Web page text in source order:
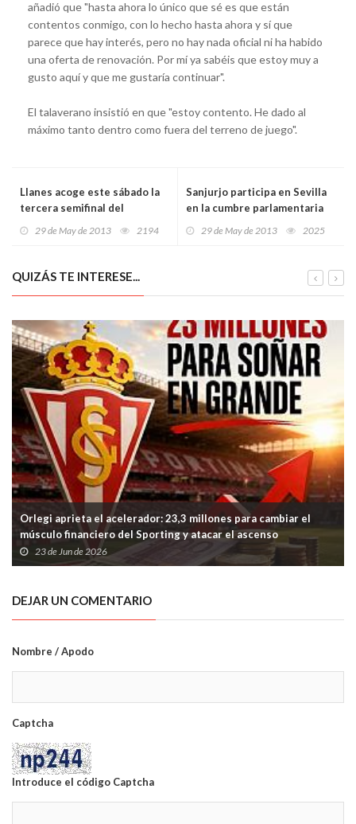
añadió que "hasta ahora lo único que sé es que están
contentos conmigo, con lo hecho hasta ahora y sí que
parece que hay interés, pero no hay nada oficial ni ha habido
una oferta de renovación. Por mí ya sabéis que estoy muy a
gusto aquí y que me gustaría continuar".
El talaverano insistió en que "estoy contento. He dado al
máximo tanto dentro como fuera del terreno de juego".
Llanes acoge este sábado la
tercera semifinal del
29 de May de 2013 2194
Sanjurjo participa en Sevilla
en la cumbre parlamentaria
creada por Asturias
29 de May de 2013 2025
QUIZÁS TE INTERESE...
Orlegi aprieta el acelerador: 23,3 millones para cambiar el
músculo financiero del Sporting y atacar el ascenso
23 de Jun de 2026
DEJAR UN COMENTARIO
Nombre / Apodo
Captcha
Introduce el código Captcha